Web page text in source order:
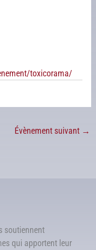
toxicorama/
Évènement suivant →
soutiennent
qui apportent leur